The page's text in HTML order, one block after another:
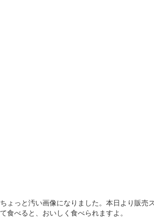
ちょっと汚い画像になりました。本日より販売
て食べると、おいしく食べられますよ。